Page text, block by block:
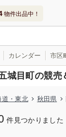
物件出品中！
カレンダー 市区
城目町の競売
道・東北 秋田県
件見つかりました